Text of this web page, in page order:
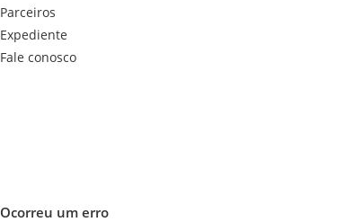
Parceiros
Expediente
Fale conosco
Ocorreu um erro